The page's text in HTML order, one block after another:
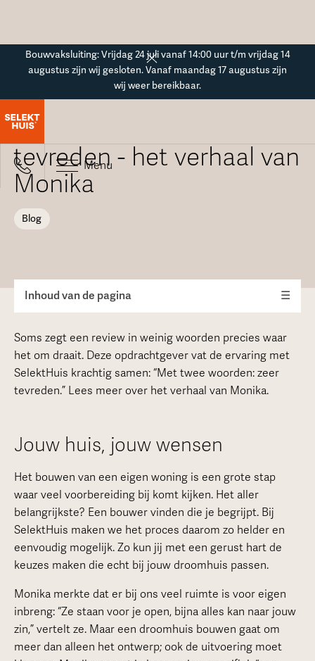
Bouwvaksluiting: Vrijdag 24 juli vanaf 14:00 uur t/m vrijdag 14
augustus zijn wij gesloten. Vanaf maandag 17 augustus zijn
wij weer bereikbaar.
Menu
Blogoverzicht
Met twee woorden: zeer
tevreden - het verhaal van
Monika
Blog
Inhoud van de pagina ☰
Soms zegt een review in weinig woorden precies waar
het om draait. Deze opdrachtgever vat de ervaring met
SelektHuis krachtig samen: “Met twee woorden: zeer
tevreden.” Lees meer over het verhaal van Monika.
Jouw huis, jouw wensen
Het bouwen van een eigen woning is een grote stap
waar veel voorbereiding bij komt kijken. Het aller
belangrijkste? Een bouwer vinden die je begrijpt. Bij
SelektHuis maken we het proces daarom zo helder en
eenvoudig mogelijk. Zo kun jij met een gerust hart de
keuzes maken die echt bij jouw droomhuis passen.
Monika merkte dat er bij ons veel ruimte is voor eigen
inbreng: “Ze staan voor je open, bijna alles kan naar jouw
zin,” vertelt ze. Maar een droomhuis bouwen gaat om
meer dan alleen het ontwerp; ook de uitvoering moet